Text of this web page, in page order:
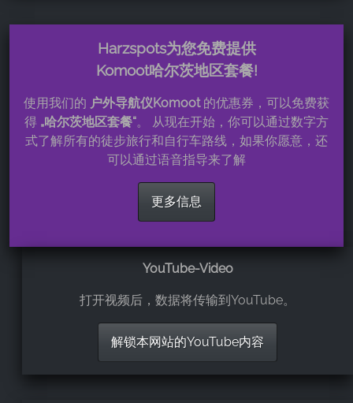
Harzspots为您免费提供
Komoot哈尔茨地区套餐!
使用我们的 户外导航仪Komoot的优惠券，可以免费获
得 „哈尔茨地区套餐“。 从现在开始，你可以通过数字方
式了解所有的徒步旅行和自行车路线，如果你愿意，还
可以通过语音指导来了解
更多信息
YouTube-Video
打开视频后，数据将传输到YouTube。
解锁本网站的YouTube内容